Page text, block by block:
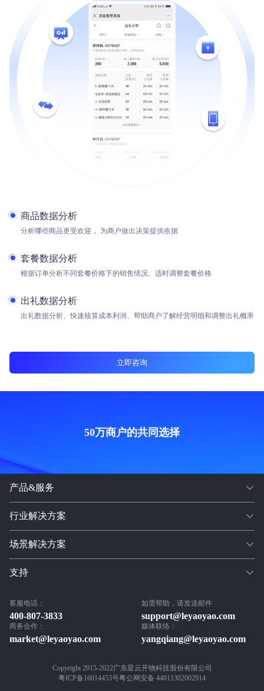
商品数据分析
分析哪些商品更受欢迎， 为商户做出决策提供依据
套餐数据分析
根据订单分析不同套餐价格下的销售情况、适时调整套餐价格
出礼数据分析
出礼数据分析、快速核算成本利润、帮助商户了解经营明细和调整出礼概率
立即咨询
50万商户的共同选择
产品&服务
行业解决方案
场景解决方案
支持
客服电话：
400-807-3833
商务合作：
market@leyaoyao.com
如需帮助，请发送邮件
support@leyaoyao.com
媒体联络：
yangqiang@leyaoyao.com
Copyright 2015-2022广东星云开物科技股份有限公司
粤ICP备16014453号粤公网安备 44011302002914